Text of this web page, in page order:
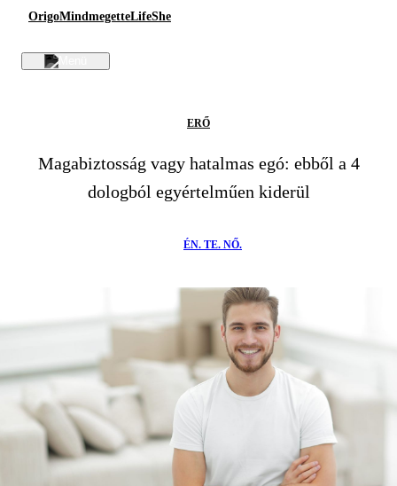
OrigoMindmegetteLifeShe
ERŐ
Magabiztosság vagy hatalmas egó: ebből a 4
dologból egyértelműen kiderül
ÉN. TE. NŐ.